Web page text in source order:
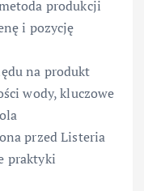
produkcji
i pozycję
na produkt
wody, kluczowe
przed Listeria
praktyki